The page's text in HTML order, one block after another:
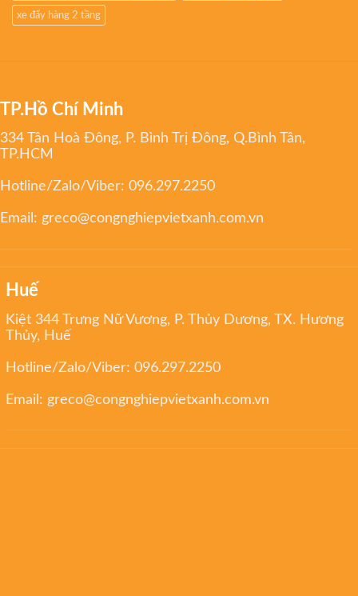
xe đẩy hàng 2 tầng
TP.Hồ Chí Minh
334 Tân Hoà Đông, P. Bình Trị Đông, Q.Bình Tân,
TP.HCM
Hotline/Zalo/Viber: 096.297.2250
Email: greco@congnghiepvietxanh.com.vn
Huế
Kiệt 344 Trưng Nữ Vương, P. Thủy Dương, TX. Hương
Thủy, Huế
Hotline/Zalo/Viber:096.297.2250
Email: greco@congnghiepvietxanh.com.vn